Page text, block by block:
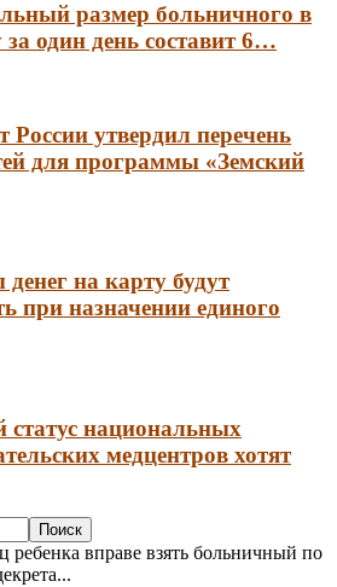
размер больничного в
за один день составит 6…
России утвердил перечень
для программы «Земский
на карту будут
при назначении единого
статус национальных
медцентров хотят
ребенка вправе взять больничный по